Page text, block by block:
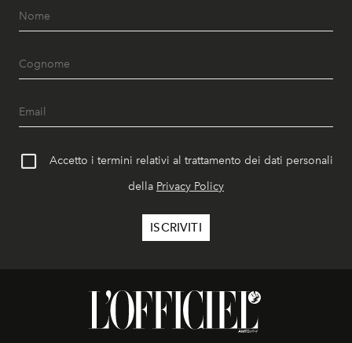
Accetto i termini relativi al trattamento dei dati personali
della Privacy Policy